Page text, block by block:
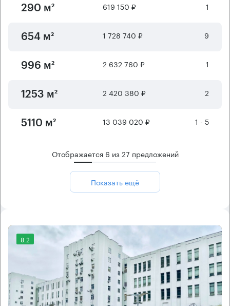
290 м² 619 150 ₽ 1
654 м² 1 728 740 ₽ 9
996 м² 2 632 760 ₽ 1
1253 м² 2 420 380 ₽ 2
5110 м² 13 039 020 ₽ 1 - 5
Отображается 6 из27 предложений
Показать ещё
8.2